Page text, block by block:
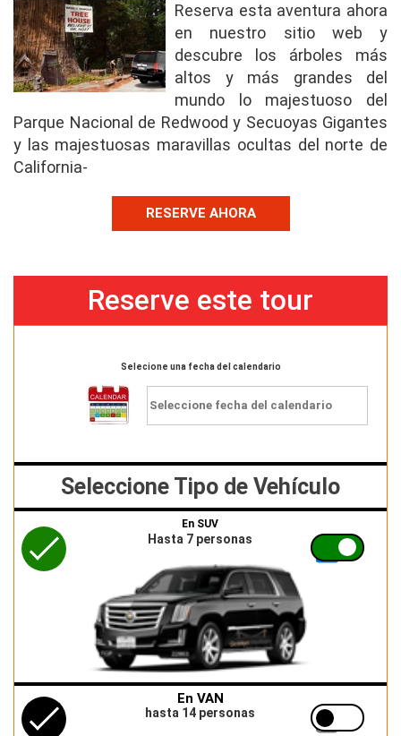
Reserva esta aventura ahora
en nuestro sitio web y
descubre los árboles más
altos y más grandes del
mundo lo majestuoso del
Parque Nacional de Redwood y Secuoyas Gigantes
y las majestuosas maravillas ocultas del norte de
California-
RESERVE AHORA
Reserve este tour
Selecione una fecha del calendario
Seleccione Tipo de Vehículo
En SUV
Hasta 7 personas
En VAN
hasta 14 personas